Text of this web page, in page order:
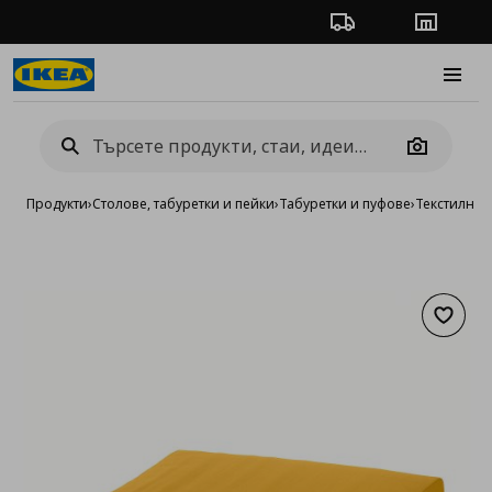
Проследяване на
Camera
Продукти›Столове, табуретки и пейки›Табуретки и пуфове›Текстилни